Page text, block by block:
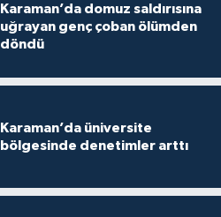
Karaman’da domuz saldırısına
uğrayan genç çoban ölümden
döndü
Karaman’da üniversite
bölgesinde denetimler arttı